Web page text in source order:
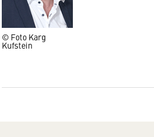
© Foto Karg
Kufstein